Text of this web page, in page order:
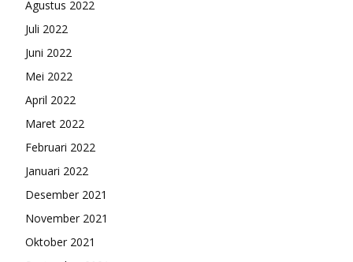
Agustus 2022
Juli 2022
Juni 2022
Mei 2022
April 2022
Maret 2022
Februari 2022
Januari 2022
Desember 2021
November 2021
Oktober 2021